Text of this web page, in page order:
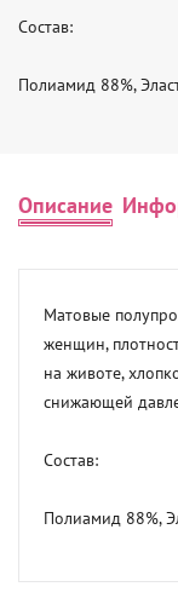
Состав:
Полиамид 88%,
Описание
Матовые
женщин,
на животе,
снижающей
Состав:
Полиамид 88%,